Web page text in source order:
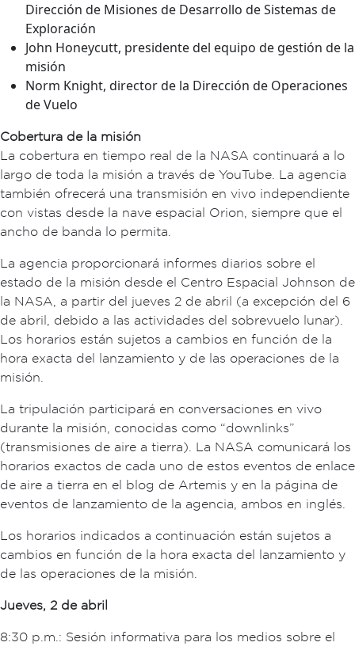
Dirección de Misiones de Desarrollo de Sistemas de
Exploración
John Honeycutt, presidente del equipo de gestión de la
misión
Norm Knight, director de la Dirección de Operaciones
de Vuelo
Cobertura de la misión
La cobertura en tiempo real de la NASA continuará a lo
largo de toda la misión a través de YouTube. La agencia
también ofrecerá una transmisión en vivo independiente
con vistas desde la nave espacial Orion, siempre que el
ancho de banda lo permita.
La agencia proporcionará informes diarios sobre el
estado de la misión desde el Centro Espacial Johnson de
la NASA, a partir del jueves 2 de abril (a excepción del 6
de abril, debido a las actividades del sobrevuelo lunar).
Los horarios están sujetos a cambios en función de la
hora exacta del lanzamiento y de las operaciones de la
misión.
La tripulación participará en conversaciones en vivo
durante la misión, conocidas como “downlinks”
(transmisiones de aire a tierra). La NASA comunicará los
horarios exactos de cada uno de estos eventos de enlace
de aire a tierra en el blog de Artemis y en la página de
eventos de lanzamiento de la agencia, ambos en inglés.
Los horarios indicados a continuación están sujetos a
cambios en función de la hora exacta del lanzamiento y
de las operaciones de la misión.
Jueves, 2 de abril
8:30 p.m.: Sesión informativa para los medios sobre el